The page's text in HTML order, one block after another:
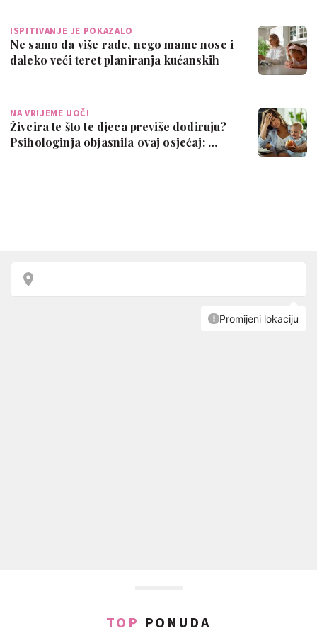
ISPITIVANJE JE POKAZALO
Ne samo da više rade, nego mame nose i
daleko veći teret planiranja kućanskih
NA VRIJEME UOČI
Živcira te što te djeca previše dodiruju?
Psihologinja objasnila ovaj osjećaj: …
TOP PONUDA